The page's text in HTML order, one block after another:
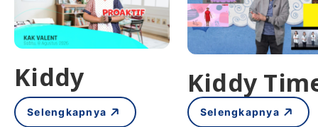
Kiddy
Selengkapnya
Kiddy
Selengkapnya